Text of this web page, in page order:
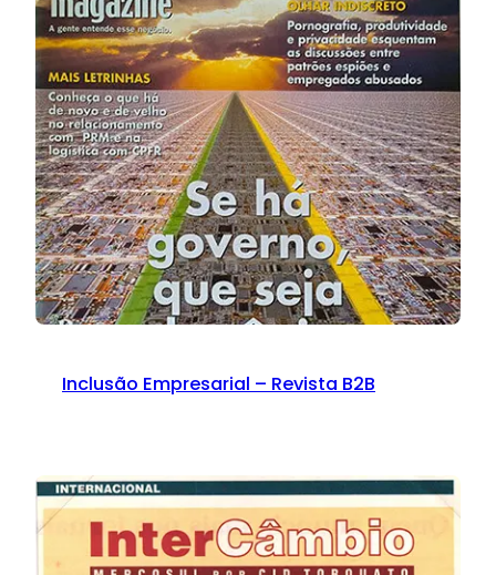
Inclusão Empresarial – Revista B2B